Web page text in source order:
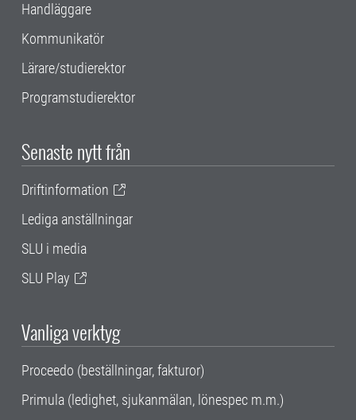
Handläggare
Kommunikatör
Lärare/studierektor
Programstudierektor
Senaste nytt från
Driftinformation
Lediga anställningar
SLU i media
SLU Play
Vanliga verktyg
Proceedo (beställningar, fakturor)
Primula (ledighet, sjukanmälan, lönespec m.m.)